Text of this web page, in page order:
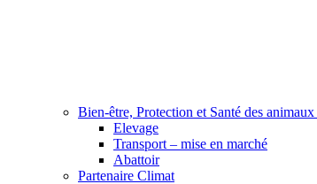
Bien-être, Protection et Santé des animaux
Elevage
Transport – mise en marché
Abattoir
Partenaire Climat